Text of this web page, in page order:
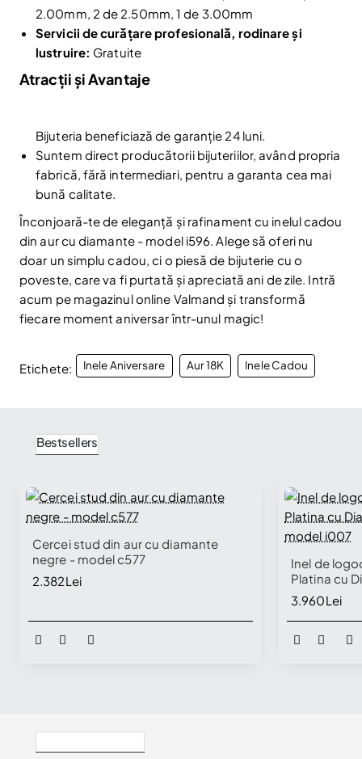
la newsletter-ul nostru.
Abonare
Am citit și sunt de acord cu
2.00mm, 2 de 2.50mm, 1 de 3.00mm
Servicii de curățare profesională, rodinare și
lustruire: Gratuite
Atracții și Avantaje
Bijuteria beneficiază de garanție 24 luni.
Suntem direct producătorii bijuteriilor, având propria
fabrică, fără intermediari, pentru a garanta cea mai
bună calitate.
Înconjoară-te de eleganță și rafinament cu inelul cadou
din aur cu diamante - model i596. Alege să oferi nu
doar un simplu cadou, ci o piesă de bijuterie cu o
poveste, care va fi purtată și apreciată ani de zile. Intră
acum pe magazinul online Valmand și transformă
fiecare moment aniversar într-unul magic!
Etichete: Inele Aniversare Aur 18K Inele Cadou
Bestsellers
🔥 Selling fast
Cercei stud din aur cu diamante
negre - model c577
2.382Lei
Inel de
Platina cu
model i007
3.960Lei